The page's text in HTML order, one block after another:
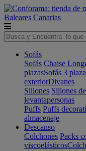
Baleares Canarias
Sofás
Sofás Chaise
plazasSofás 3
exteriorDivanes
Sillones Sillones
levantapersonas
Puffs Puffs
almacenaje
Descanso
Colchones Packs
viscoelásticos